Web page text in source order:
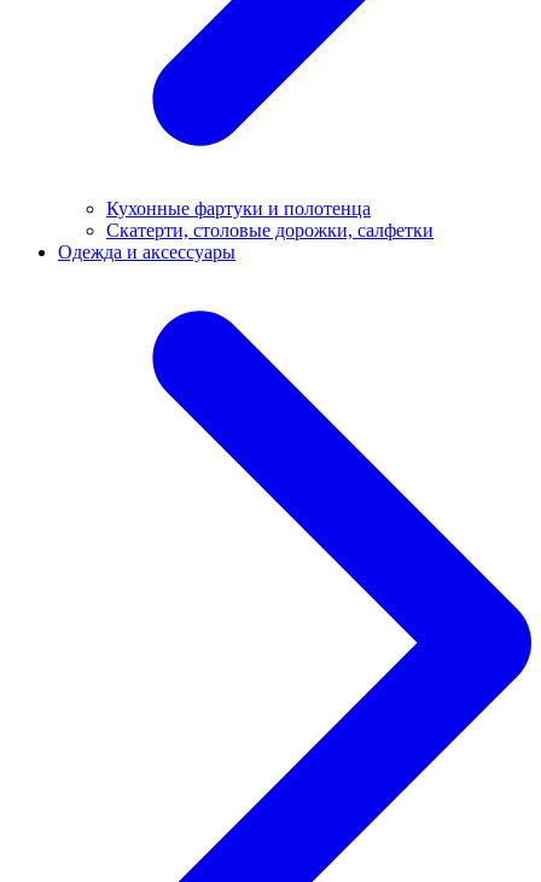
Кухонные фартуки и полотенца
Скатерти, столовые дорожки, салфетки
Одежда и аксессуары